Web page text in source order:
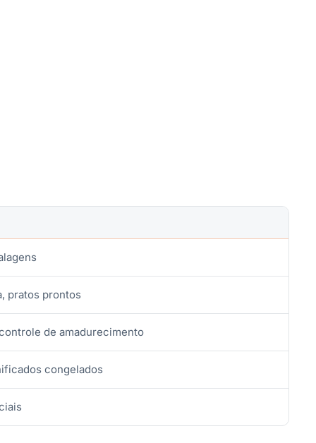
pratos prontos
de amadurecimento
congelados